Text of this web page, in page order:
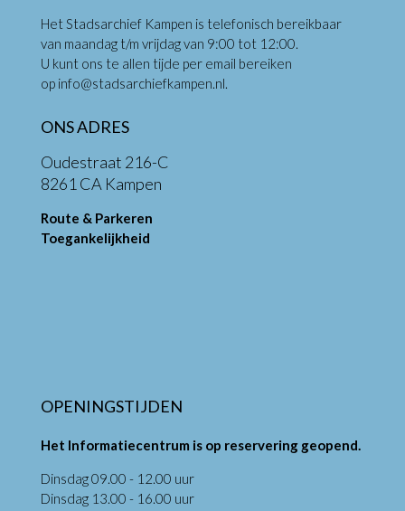
Het Stadsarchief Kampen is telefonisch bereikbaar
van maandag t/m vrijdag van 9:00 tot 12:00.
U kunt ons te allen tijde per email bereiken
op info@stadsarchiefkampen.nl.
ONS ADRES
Oudestraat 216-C
8261 CA Kampen
Route & Parkeren
Toegankelijkheid
OPENINGSTIJDEN
Het Informatiecentrum is op reservering geopend.
Dinsdag 09.00 - 12.00 uur
Dinsdag 13.00 - 16.00 uur